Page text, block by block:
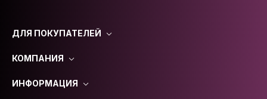
ДЛЯ ПОКУПАТЕЛЕЙ
КОМПАНИЯ
ИНФОРМАЦИЯ